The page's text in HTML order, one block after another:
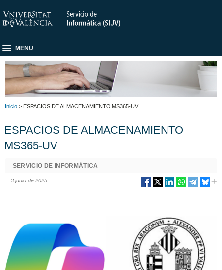
MENÚ
Inicio > ESPACIOS DE ALMACENAMIENTO MS365-UV
ESPACIOS DE ALMACENAMIENTO
MS365-UV
SERVICIO DE INFORMÁTICA
3 junio de 2025